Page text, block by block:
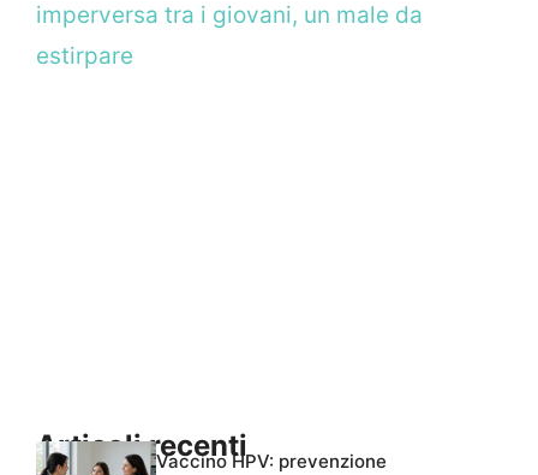
imperversa tra i giovani, un male da
estirpare
Articoli recentiVaccino HPV: prevenzione